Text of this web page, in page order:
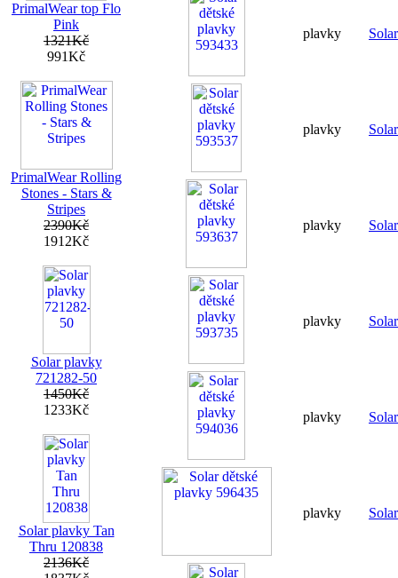
PrimalWear top Flo
Pink
1321Kč
991Kč
PrimalWear Rolling
Stones - Stars &
Stripes
2390Kč
1912Kč
Solar plavky
721282-50
1450Kč
1233Kč
Solar plavky Tan
Thru 120838
2136Kč
plavky
plavky
plavky
plavky
plavky
plavky